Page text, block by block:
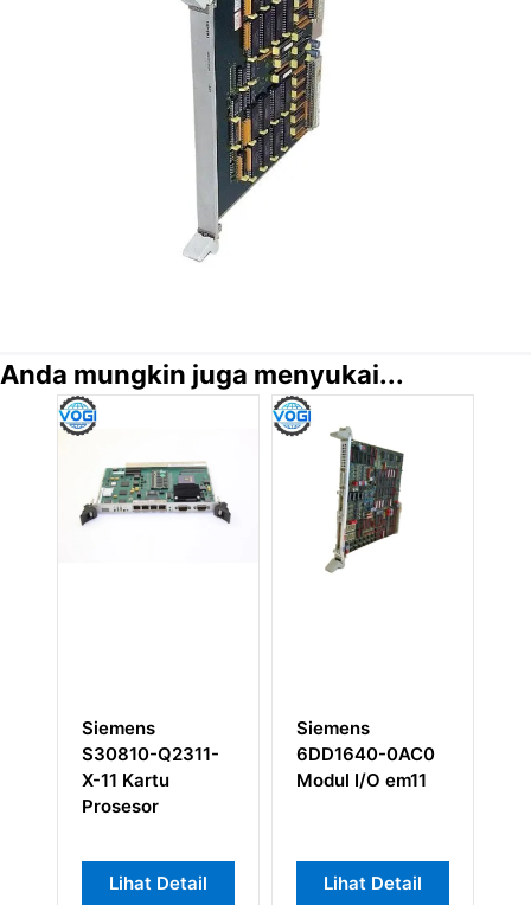
Anda mungkin juga menyukai...
Q2311-
6DD1640-0AC0
Modul I/O em11
QLCCM36AAN
Modul Kontrol